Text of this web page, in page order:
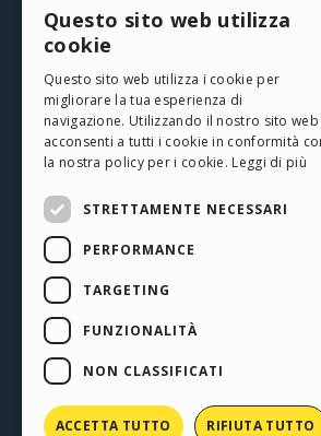
I miei post
I miei Download
Spazio Web
I miei Crediti
Italiano
Copyright © 2026
Tutti i
IT07514640015
Help Center /
Templates,Objects|Privacy Policy
Questo sito contiene commenti, opinioni e
utenti a solo scopo informativo. Incomedia
responsabilità per atti, omissioni e
ENGLISH
SPANISH
POLISH
Questo sito web utilizza
cookie
Questo sito web utilizza i cookie per
migliorare la tua esperienza di
navigazione. Utilizzando il nostro sito web
acconsenti a tutti i cookie in conformità
la nostra policy per i cookie. Leggi di più
STRETTAMENTE NECESSARI
PERFORMANCE
TARGETING
FUNZIONALITÀ
NON CLASSIFICATI
ACCETTA TUTTO RIFIUTA TUTTO